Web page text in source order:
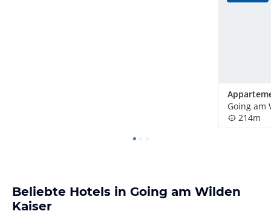
214m
Beliebte Hotels in Going am Wilden
Kaiser